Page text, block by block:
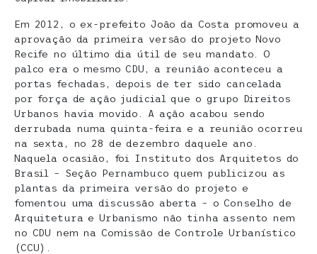
Em 2012, o ex-prefeito João da Costa promoveu a
aprovação da primeira versão do projeto Novo
Recife no último dia útil de seu mandato. O
palco era o mesmo CDU, a reunião aconteceu a
portas fechadas, depois de ter sido cancelada
por força de ação judicial que o grupo Direitos
Urbanos havia movido. A ação acabou sendo
derrubada numa quinta-feira e a reunião ocorreu
na sexta, no 28 de dezembro daquele ano.
Naquela ocasião, foi Instituto dos Arquitetos do
Brasil – Seção Pernambuco quem publicizou as
plantas da primeira versão do projeto e
fomentou uma discussão aberta – o Conselho de
Arquitetura e Urbanismo não tinha assento nem
no CDU nem na Comissão de Controle Urbanístico
(CCU).